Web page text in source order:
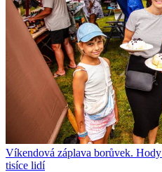
Víkendová záplava borůvek.
tisíce lidí